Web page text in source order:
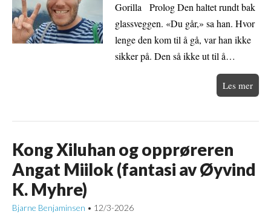
Gorilla Prolog Den haltet rundt bak
glassveggen. «Du går,» sa han. Hvor
lenge den kom til å gå, var han ikke
sikker på. Den så ikke ut til å…
Les mer
Kong Xiluhan og opprøreren
Angat Miilok (fantasi av Øyvind
K. Myhre)
Bjarne Benjaminsen • 12/3-2026